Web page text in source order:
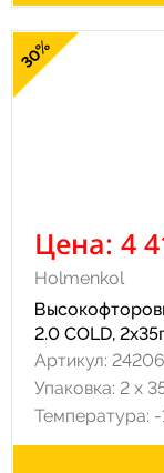
30%
Цена: 4
Holmenkol
2.0 COLD,
Артикул: 24206
Упаковка: 2 х
Температура: -